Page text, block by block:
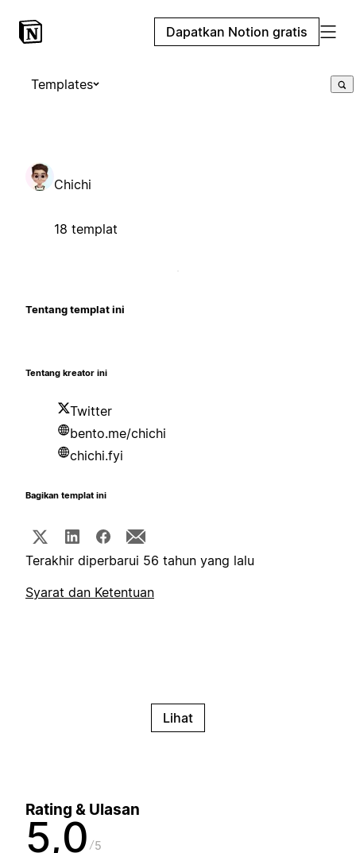
Dapatkan Notion gratis
Templates
Chichi
18 templat
Tentang templat ini
Tentang kreator ini
Twitter
bento.me/chichi
chichi.fyi
Bagikan templat ini
Terakhir diperbarui 56 tahun yang lalu
Syarat dan Ketentuan
Lihat
Rating & Ulasan
5,0 5